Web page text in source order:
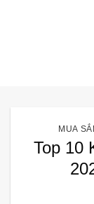
MUA
Top 10